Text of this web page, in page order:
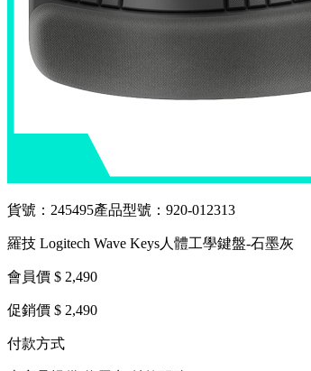
貨號：245495產品型號：920-012313
羅技 Logitech Wave Keys人體工學鍵盤-石墨灰
會員價 $ 2,490
促銷價 $ 2,490
付款方式